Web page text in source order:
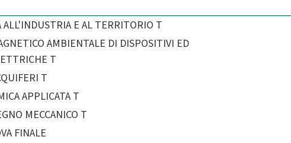
ALL'INDUSTRIA E AL TERRITORIO T
AMBIENTALE DI DISPOSITIVI ED
T
T
APPLICATA T
MECCANICO T
FINALE